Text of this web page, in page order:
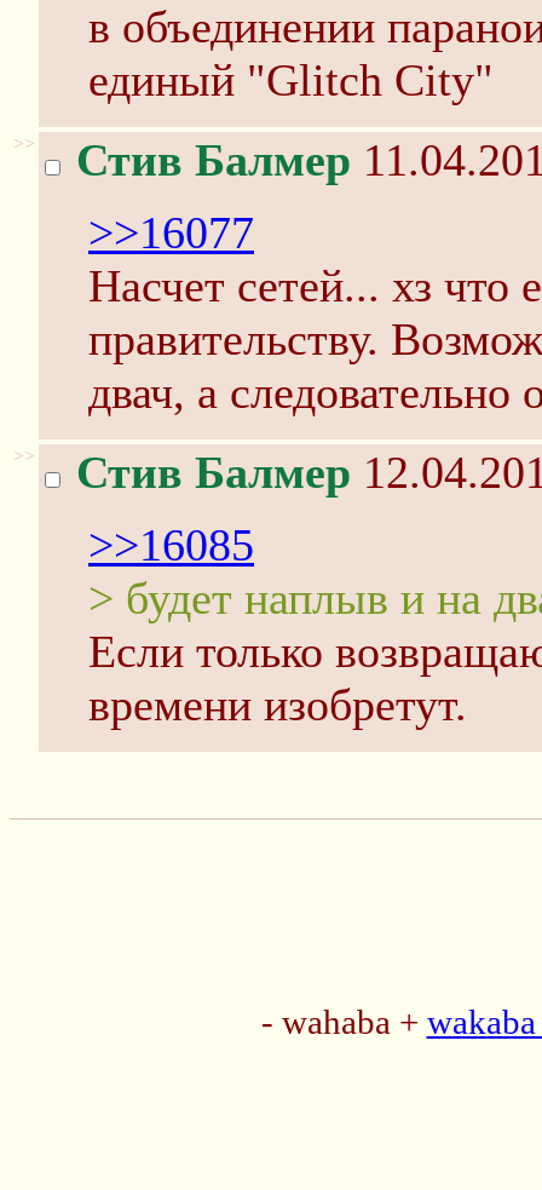
в объединении
единый "Glitch City"
>> Стив Балмер
>>16077
Насчет сетей... хз что
правительству.
двач, а следовательно
>> Стив Балмер
>>16085
> будет наплыв и на
Если только
времени изобретут.
- wahaba +